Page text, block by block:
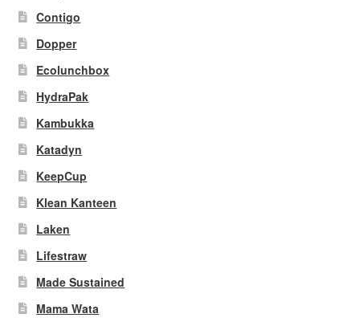
Contigo
Dopper
Ecolunchbox
HydraPak
Kambukka
Katadyn
KeepCup
Klean Kanteen
Laken
Lifestraw
Made Sustained
Mama Wata